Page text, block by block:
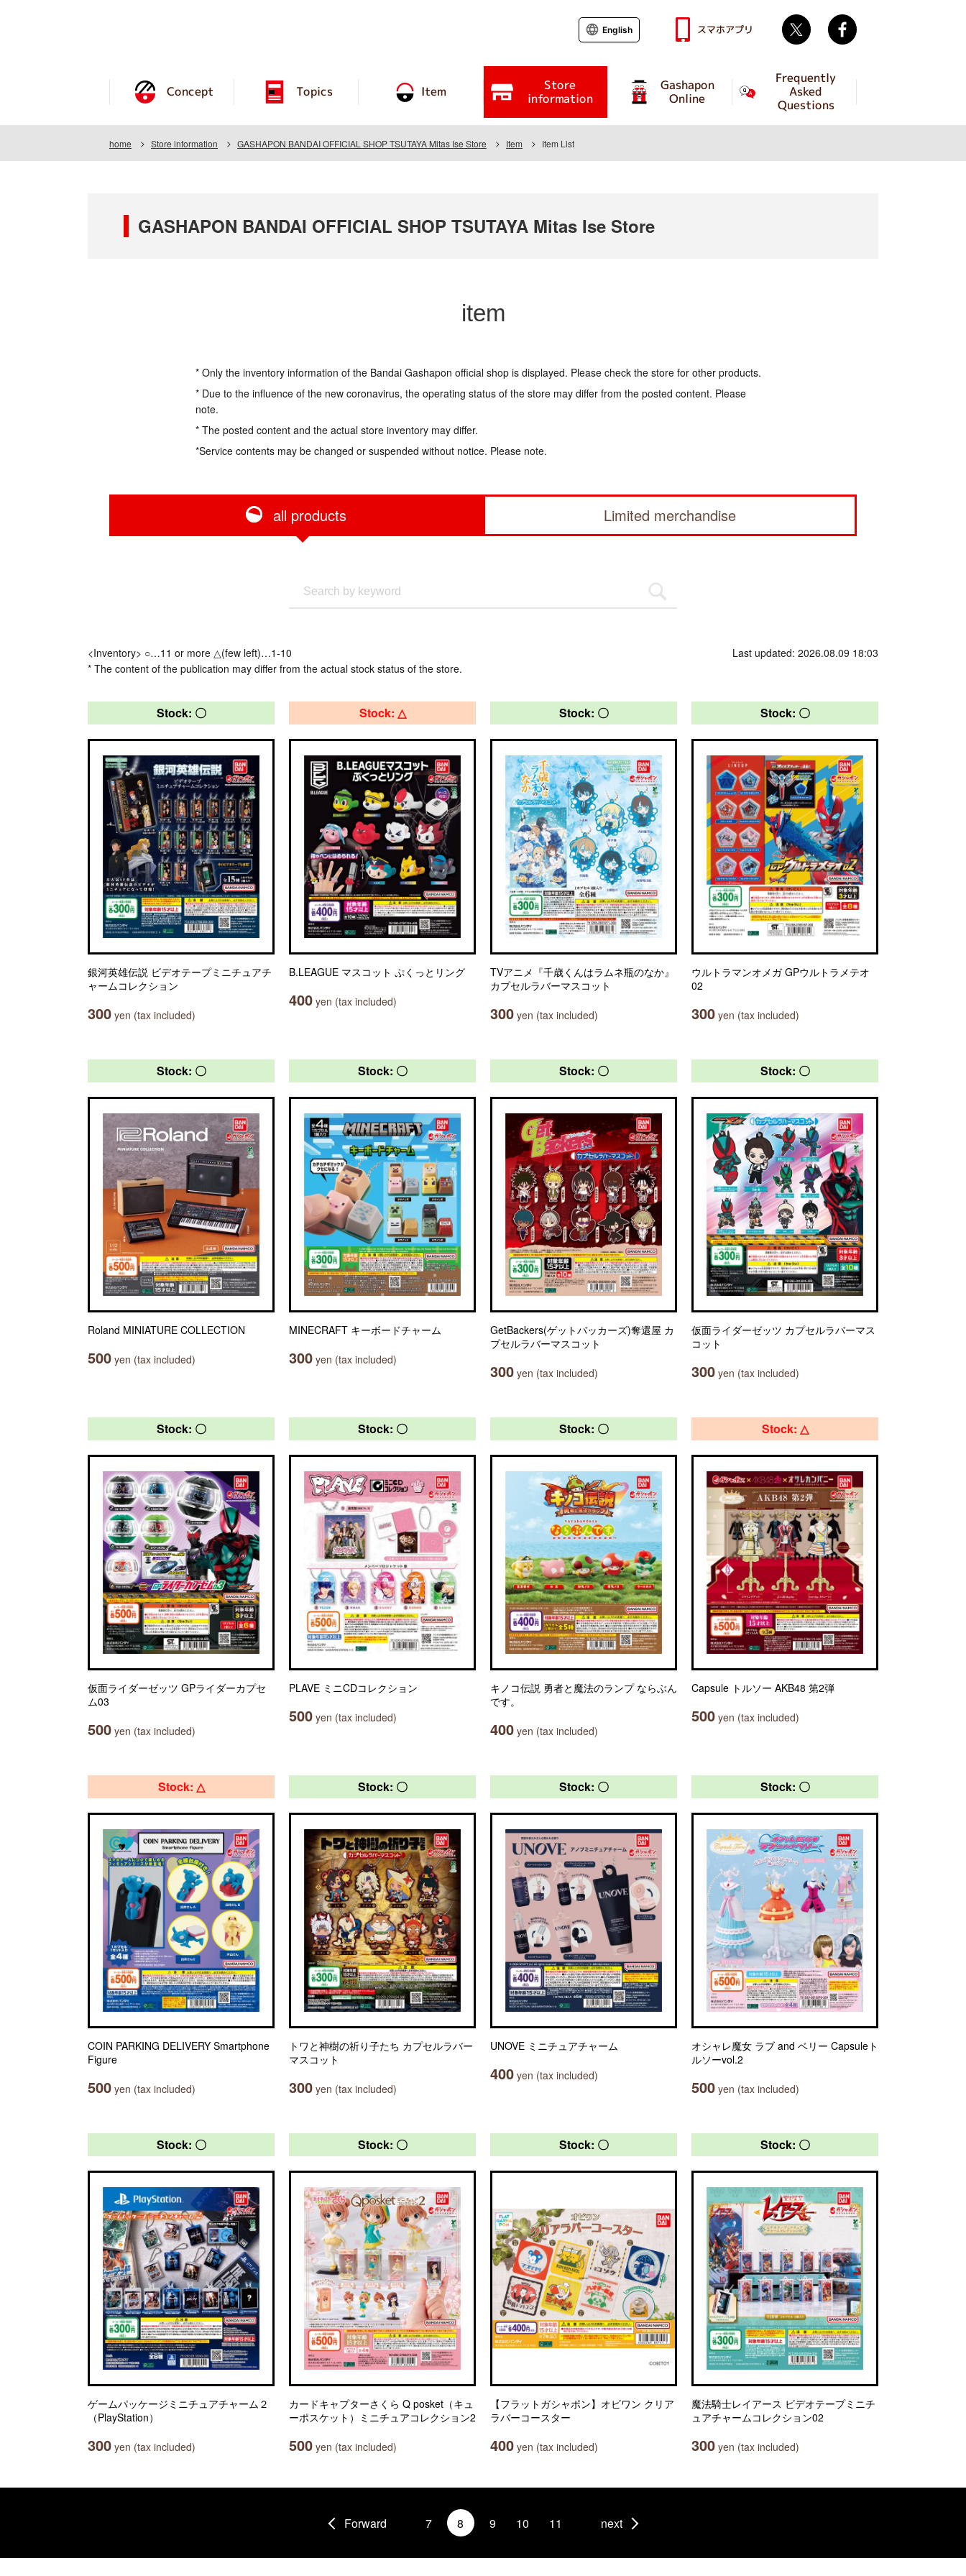
Concept Topics Item Store
information
Gashapon
Online
Frequently
Asked
Questions
English スマホアプリ Twitter
home Store information GASHAPON BANDAI OFFICIAL SHOP TSUTAYA Mitas Ise Store Item Item List
GASHAPON BANDAI OFFICIAL SHOP TSUTAYA Mitas Ise Store
item
* Only the inventory information of the Bandai Gashapon official shop is displayed. Please check the store for other products.
* Due to the influence of the new coronavirus, the operating status of the store may differ from the posted content. Please
note.
* The posted content and the actual store inventory may differ.
*Service contents may be changed or suspended without notice. Please note.
all products Limited merchandise
<Inventory> ○…11 or more △(few left)…1-10
* The content of the publication may differ from the actual stock status of the store.
Last updated: 2026.08.09 18:03
Stock: 〇
銀河英雄伝説 ビデオテープミニチュアチ
ャームコレクション
300 yen (tax included)
Stock: △
B.LEAGUE マスコット ぷくっとリング
400 yen (tax included)
Stock: 〇
TVアニメ『千歳くんはラムネ瓶のなか』
カプセルラバーマスコット
300 yen (tax included)
Stock: 〇
ウルトラマンオメガ GPウルトラメテオ
02
300 yen (tax included)
Stock: 〇
Roland MINIATURE COLLECTION
500 yen (tax included)
Stock: 〇
MINECRAFT キーボードチャーム
300 yen (tax included)
Stock: 〇
GetBackers(ゲットバッカーズ)奪還屋 カ
プセルラバーマスコット
300 yen (tax included)
Stock: 〇
仮面ライダーゼッツ カプセルラバーマス
コット
300 yen (tax included)
Stock: 〇
仮面ライダーゼッツ GPライダーカプセ
ム03
500 yen (tax included)
Stock: 〇
PLAVE ミニCDコレクション
500 yen (tax included)
Stock: 〇
キノコ伝説 勇者と魔法のランプ ならぶん
です。
400 yen (tax included)
Stock: △
Capsule トルソー AKB48 第2弾
500 yen (tax included)
Stock: △
COIN PARKING DELIVERY Smartphone
Figure
500 yen (tax included)
Stock: 〇
トワと神樹の祈り子たち カプセルラバー
マスコット
300 yen (tax included)
Stock: 〇
UNOVE ミニチュアチャーム
400 yen (tax included)
Stock: 〇
オシャレ魔女 ラブ and ベリー Capsuleト
ルソーvol.2
500 yen (tax included)
Stock: 〇
ゲームパッケージミニチュアチャーム２
（PlayStation）
300 yen (tax included)
Stock: 〇
カードキャプターさくら Q posket（キュ
ーポスケット）ミニチュアコレクション2
500 yen (tax included)
Stock: 〇
【フラットガシャポン】オビワン クリア
ラバーコースター
400 yen (tax included)
Stock: 〇
魔法騎士レイアース ビデオテープミニチ
ュアチャームコレクション02
300 yen (tax included)
Forward 7 8 9 10 11 next